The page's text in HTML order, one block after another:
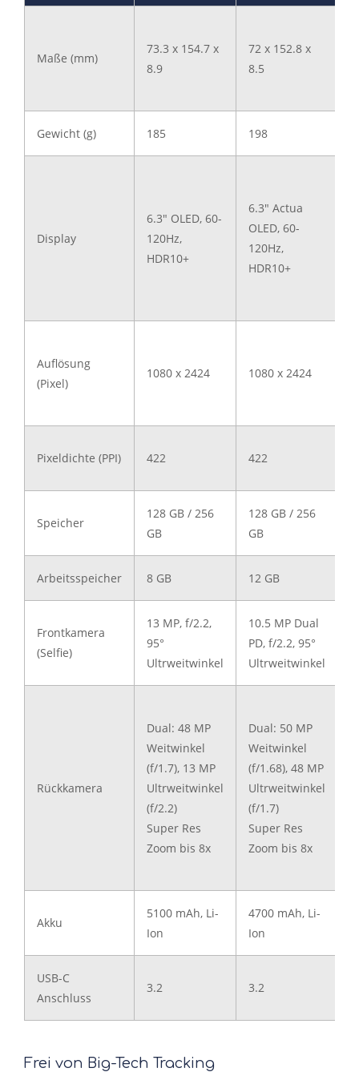
Maße (mm)
73.3 x 154.7 x
8.9
72 x 152.8 x
8.5
Gewicht (g) 185 198
Display
6.3" OLED, 60-
120Hz,
HDR10+
6.3" Actua
OLED, 60-
120Hz,
HDR10+
Auflösung
(Pixel)
1080 x 2424 1080 x 2424
Pixeldichte (PPI) 422 422
Speicher
128 GB / 256
GB
128 GB / 256
GB
Arbeitsspeicher 8 GB 12 GB
Frontkamera
(Selfie)
13 MP, f/2.2,
95°
Ultrweitwinkel
10.5 MP Dual
PD, f/2.2, 95°
Ultrweitwinkel
Rückkamera
Dual: 48 MP
Weitwinkel
(f/1.7), 13 MP
Ultrweitwinkel
(f/2.2)
Super Res
Zoom bis 8x
Dual: 50 MP
Weitwinkel
(f/1.68), 48 MP
Ultrweitwinkel
(f/1.7)
Super Res
Zoom bis 8x
Akku
5100 mAh, Li-
Ion
4700 mAh, Li-
Ion
USB-C
Anschluss
3.2 3.2
Frei von Big-Tech Tracking